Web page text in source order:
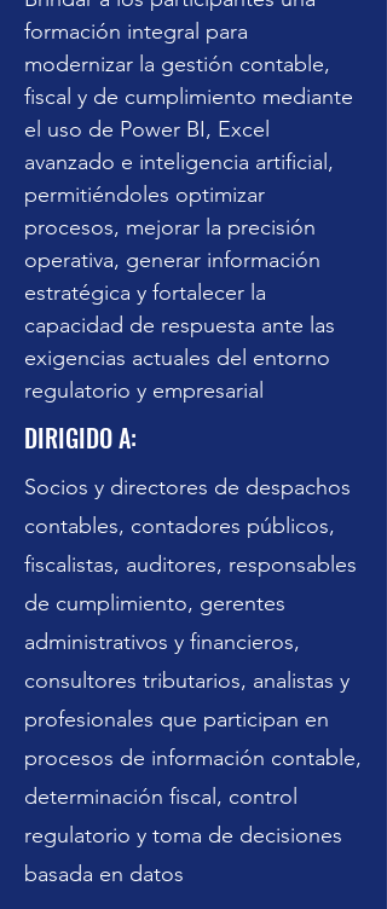
formación integral para
modernizar la gestión contable,
fiscal y de cumplimiento mediante
el uso de Power BI, Excel
avanzado e inteligencia artificial,
permitiéndoles optimizar
procesos, mejorar la precisión
operativa, generar información
estratégica y fortalecer la
capacidad de respuesta ante las
exigencias actuales del entorno
regulatorio y empresarial
DIRIGIDO A:
Socios y directores de despachos
contables, contadores públicos,
fiscalistas, auditores, responsables
de cumplimiento, gerentes
administrativos y financieros,
consultores tributarios, analistas y
profesionales que participan en
procesos de información contable,
determinación fiscal, control
regulatorio y toma de decisiones
basada en datos